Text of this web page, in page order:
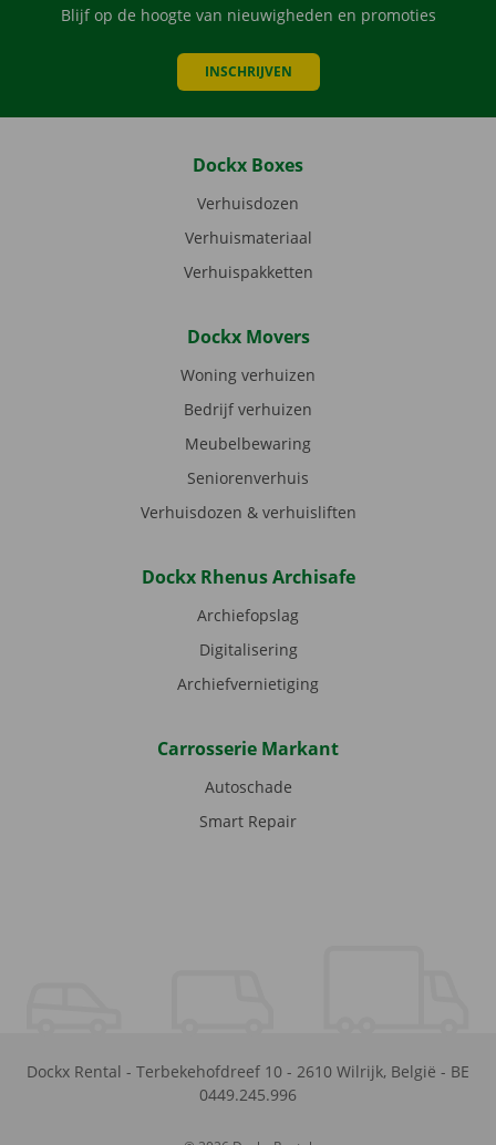
Blijf op de hoogte van nieuwigheden en promoties
INSCHRIJVEN
Dockx Boxes
Verhuisdozen
Verhuismateriaal
Verhuispakketten
Dockx Movers
Woning verhuizen
Bedrijf verhuizen
Meubelbewaring
Seniorenverhuis
Verhuisdozen & verhuisliften
Dockx Rhenus Archisafe
Archiefopslag
Digitalisering
Archiefvernietiging
Carrosserie Markant
Autoschade
Smart Repair
Dockx Rental - Terbekehofdreef 10 - 2610 Wilrijk, België - BE
0449.245.996